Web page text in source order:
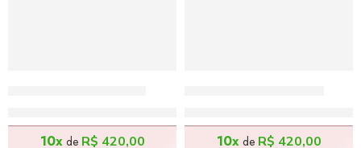
10xde R$ 420,00 10xde R$ 420,00